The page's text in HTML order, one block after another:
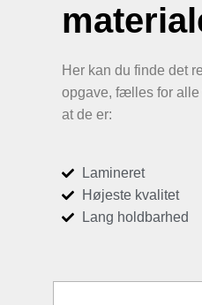
Her kan du finde det
opgave, fælles for alle
at de er:
Lamineret
Højeste kvalitet
Lang holdbarhed